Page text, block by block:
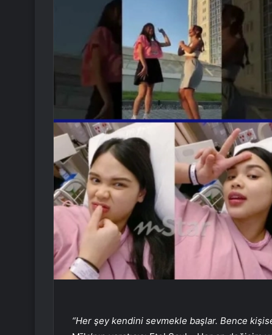
“Her şey kendini sevmekle başlar. Bence